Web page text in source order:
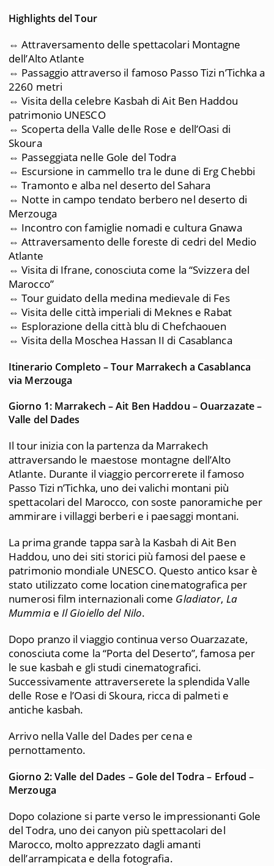
Highlights del Tour
⇔ Attraversamento delle spettacolari Montagne
dell’Alto Atlante
⇔ Passaggio attraverso il famoso Passo Tizi n’Tichka a
2260 metri
⇔ Visita della celebre Kasbah di Ait Ben Haddou
patrimonio UNESCO
⇔ Scoperta della Valle delle Rose e dell’Oasi di
Skoura
⇔ Passeggiata nelle Gole del Todra
⇔ Escursione in cammello tra le dune di Erg Chebbi
⇔ Tramonto e alba nel deserto del Sahara
⇔ Notte in campo tendato berbero nel deserto di
Merzouga
⇔ Incontro con famiglie nomadi e cultura Gnawa
⇔ Attraversamento delle foreste di cedri del Medio
Atlante
⇔ Visita di Ifrane, conosciuta come la “Svizzera del
Marocco”
⇔ Tour guidato della medina medievale di Fes
⇔ Visita delle città imperiali di Meknes e Rabat
⇔ Esplorazione della città blu di Chefchaouen
⇔ Visita della Moschea Hassan II di Casablanca
Itinerario Completo – Tour Marrakech a Casablanca
via Merzouga
Giorno 1: Marrakech – Ait Ben Haddou – Ouarzazate –
Valle del Dades
Il tour inizia con la partenza da Marrakech
attraversando le maestose montagne dell’Alto
Atlante. Durante il viaggio percorrerete il famoso
Passo Tizi n’Tichka, uno dei valichi montani più
spettacolari del Marocco, con soste panoramiche per
ammirare i villaggi berberi e i paesaggi montani.
La prima grande tappa sarà la Kasbah di Ait Ben
Haddou, uno dei siti storici più famosi del paese e
patrimonio mondiale UNESCO. Questo antico ksar è
stato utilizzato come location cinematografica per
numerosi film internazionali come Gladiator, La
Mummiae Il Gioiello del Nilo.
Dopo pranzo il viaggio continua verso Ouarzazate,
conosciuta come la “Porta del Deserto”, famosa per
le sue kasbah e gli studi cinematografici.
Successivamente attraverserete la splendida Valle
delle Rose e l’Oasi di Skoura, ricca di palmeti e
antiche kasbah.
Arrivo nella Valle del Dades per cena e
pernottamento.
Giorno 2: Valle del Dades – Gole del Todra – Erfoud –
Merzouga
Dopo colazione si parte verso le impressionanti Gole
del Todra, uno dei canyon più spettacolari del
Marocco, molto apprezzato dagli amanti
dell’arrampicata e della fotografia.